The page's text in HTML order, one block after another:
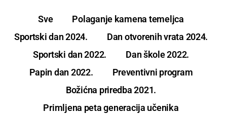
Sve
Polaganje kamena temeljca
Sportski dan 2024.
Dan otvorenih vrata 2024.
Sportski dan 2022.
Dan škole 2022.
Papin dan 2022.
Preventivni program
Božićna priredba 2021.
Primljena peta generacija učenika